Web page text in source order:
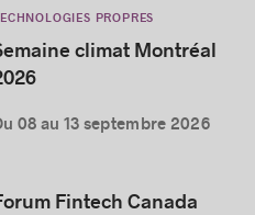
PROPRES
climat Montréal
08 au 13 septembre 2026
Fintech Canada